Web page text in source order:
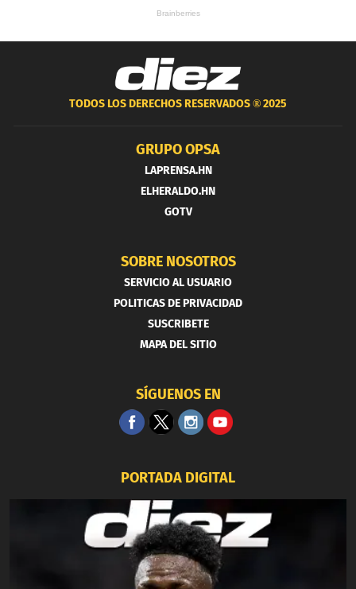
TODOS LOS DERECHOS RESERVADOS ®2025
GRUPO OPSA
LAPRENSA.HN
ELHERALDO.HN
GOTV
SOBRE NOSOTROS
SERVICIO AL USUARIO
POLITICAS DE PRIVACIDAD
SUSCRIBETE
MAPA DEL SITIO
SÍGUENOS EN
PORTADA DIGITAL